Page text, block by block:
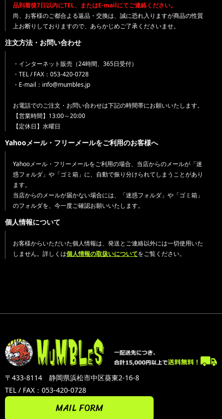
品到着後7日以内にTEL、またはE-mailにてご連絡ください。
尚、お客様のご都合よる返品・交換は、誠に恐れ入りますが商品の性質
上お断りしておりますので、あらかじめご了承くださいませ。
注文方法・お問い合わせ
・インターネット販売（24時間、365日受付）
・TEL / FAX：053-420-0728
・E-mail：info@mumbles.jp
お電話でのご注文・お問い合わせは下記の時間帯にお願いいたします。
【営業時間】13:00～20:00
【定休日】水曜日
Yahooメール・フリーメールをご利用のお客様へ
Yahooメール・フリーメールをご利用の場合、当店からのメールが「迷
惑フォルダ」や「ゴミ箱」に、自動で振り分けられてしまうことがあり
ます。
当店からのメールが届かない場合には、「迷惑フォルダ」や「ゴミ箱」
のフォルダを、今一度ご確認お願いいたします。
個人情報について
お客様からいただいた個人情報は、発送とご連絡以外には一切使用いた
しません。詳しくは個人情報の取扱いについてをご覧ください。
〒433-8114 静岡県浜松市中区葵東2-16-8
TEL / FAX：053-420-0728
MAIL FORM